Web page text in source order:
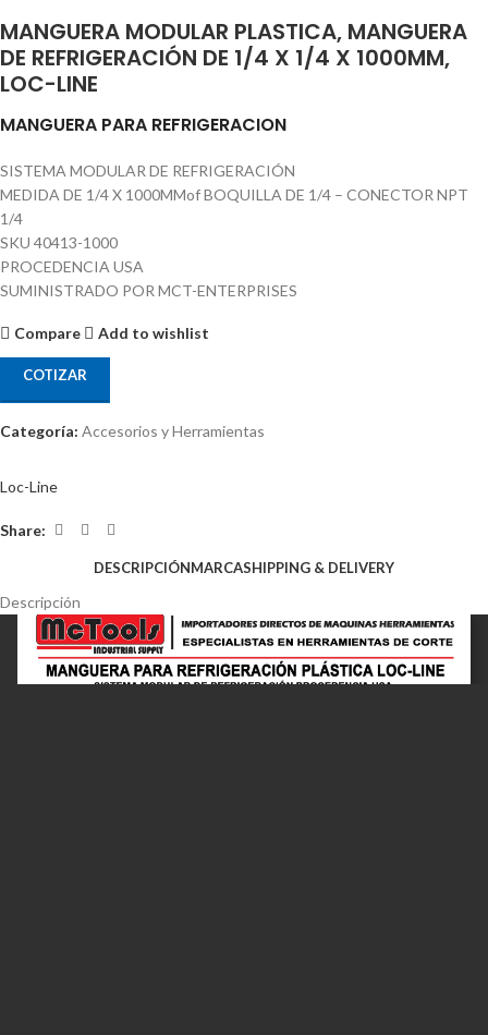
MANGUERA MODULAR PLASTICA, MANGUERA
DE REFRIGERACIÓN DE 1/4 X 1/4 X 1000MM,
LOC-LINE
MANGUERA PARA REFRIGERACION
SISTEMA MODULAR DE REFRIGERACIÓN
MEDIDA DE 1/4 X 1000MMof BOQUILLA DE 1/4 – CONECTOR NPT
1/4
SKU 40413-1000
PROCEDENCIA USA
SUMINISTRADO POR MCT-ENTERPRISES
Compare Add to wishlist
COTIZAR
Categoría: Accesorios y Herramientas
Loc-Line
Share:
DESCRIPCIÓNMARCASHIPPING & DELIVERY
Descripción